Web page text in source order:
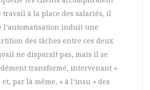
travail à la place des salariés, il
l’automatisation induit une
des tâches entre ces deux
ne disparaît pas, mais il se
transformé, intervenant «
par là même, « à l’insu » des